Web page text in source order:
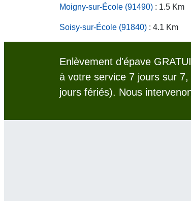
Moigny-sur-École (91490) : 1.5 Km
Soisy-sur-École (91840) : 4.1 Km
Enlèvement d'épave
à votre service 7 jours sur
jours fériés). Nous